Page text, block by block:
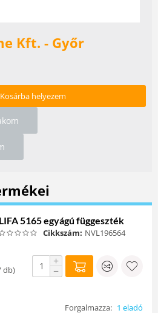
Kft. - Győr
Kosárba helyezem
5165 egyágú függeszték
Cikkszám: NVL196564
db)
+
−
Forgalmazza: 1 eladó